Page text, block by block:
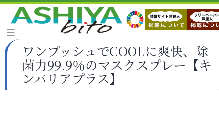
ワンプッシュでCOOLに爽快、除
菌力99.9％のマスクスプレー【キ
ンバリアプラス】